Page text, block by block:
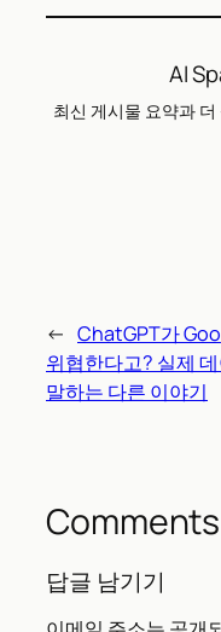
Claude Code 주간
최신 게시물 요약과
← ChatGPT가